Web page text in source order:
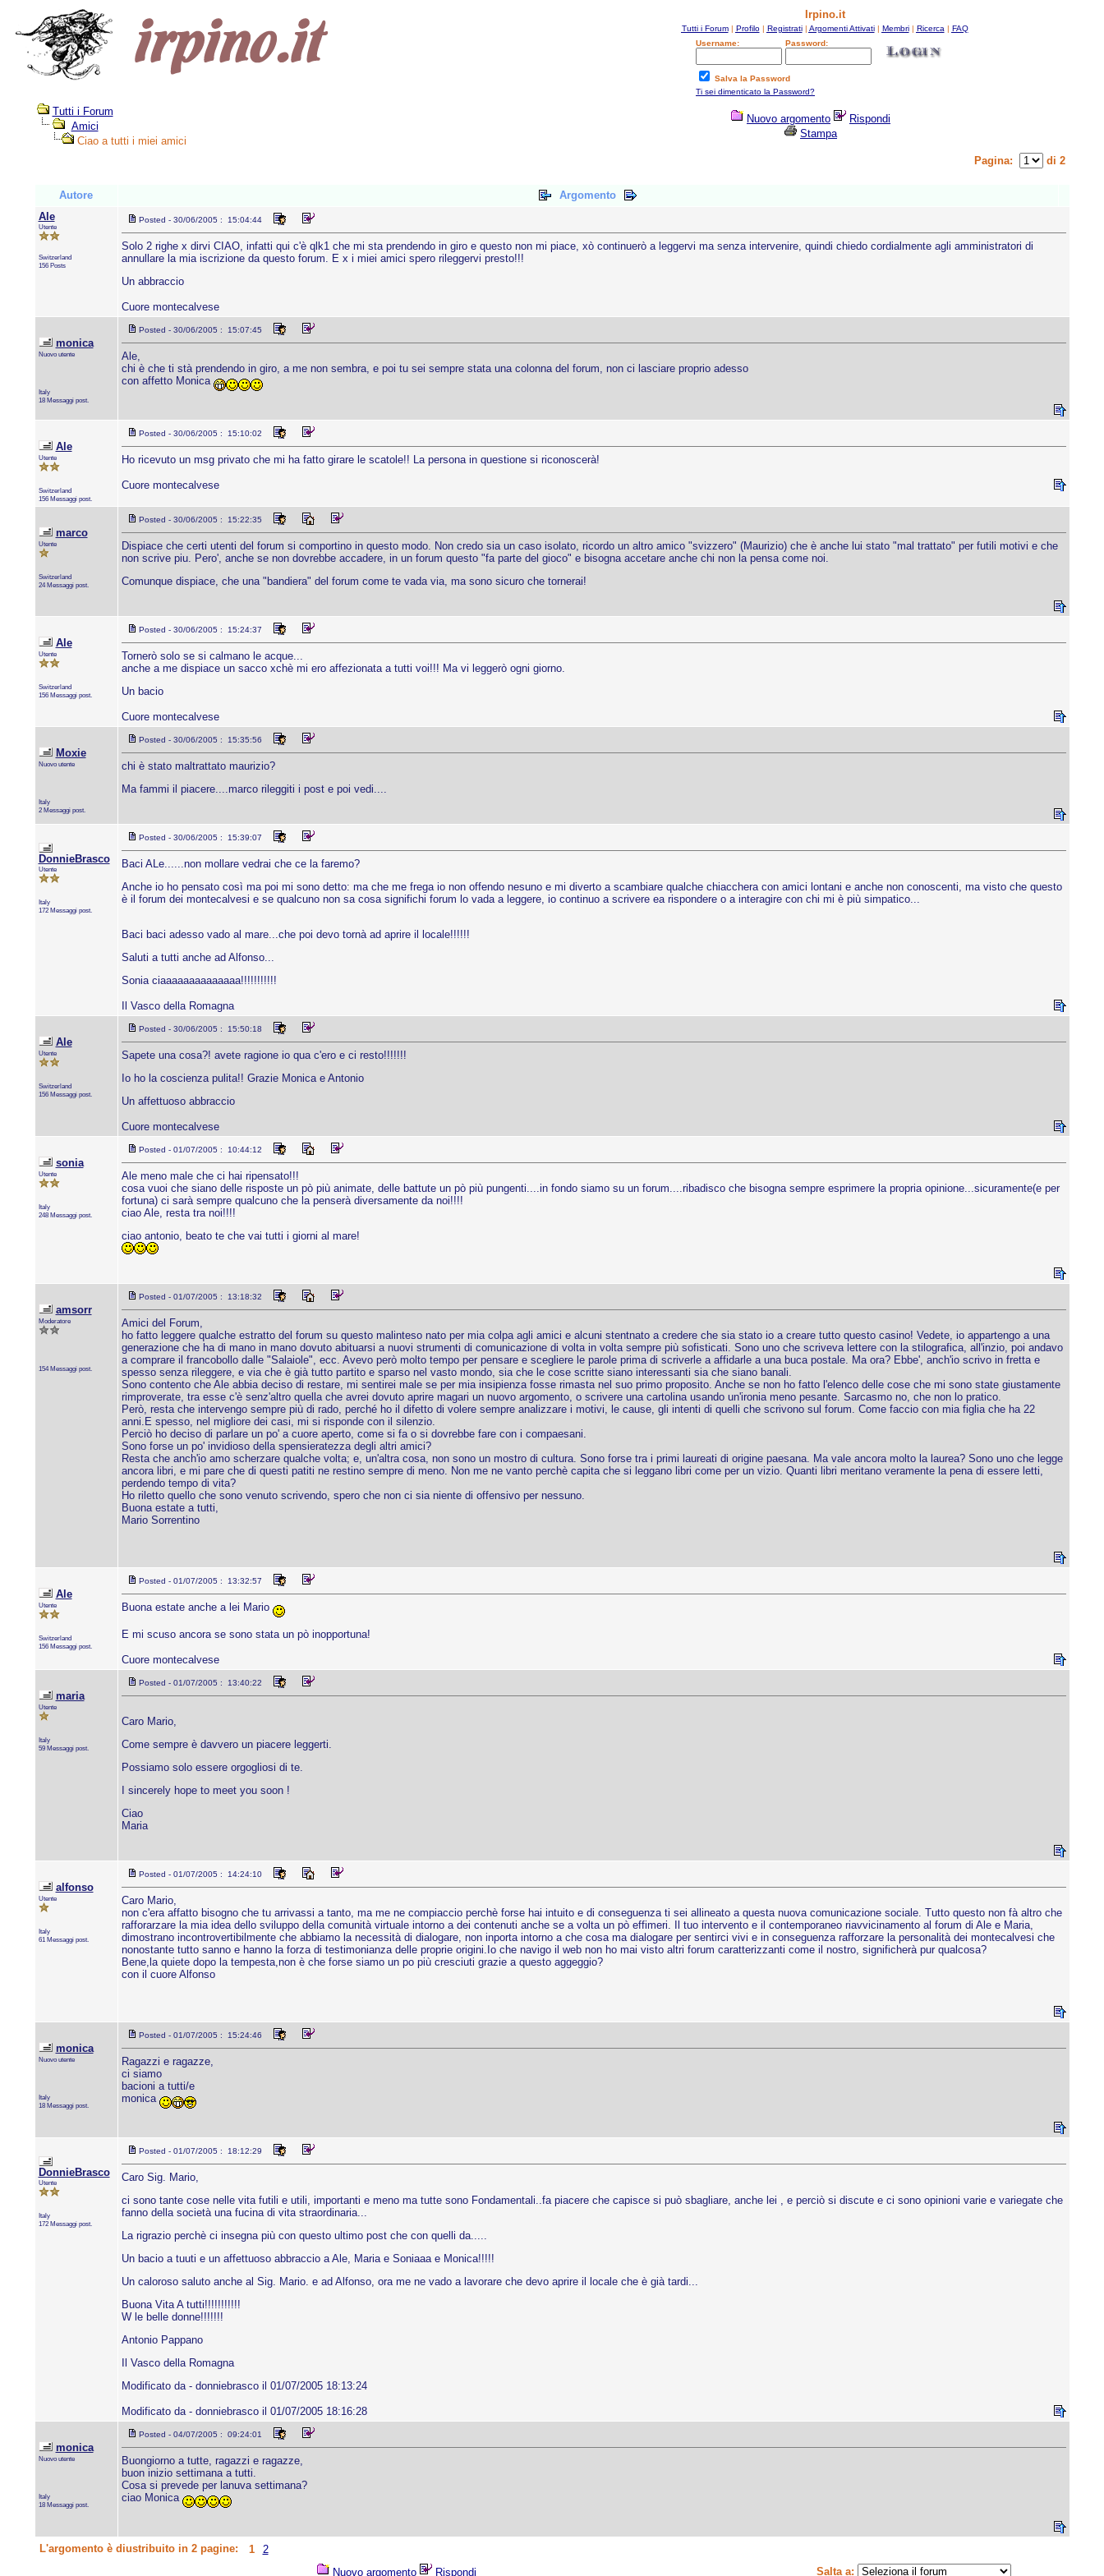
Irpino.it
Tutti i Forum| Profilo| Registrati| Argomenti Attivati| Membri| Ricerca | FAQ
Username:
Password:
Salva la Password
Ti sei dimenticato la Password?
Tutti i Forum
Amici
Ciao a tutti i miei amici
Nuovo argomento
Rispondi
Stampa
Pagina: di 2
Autore
Argomento
Ale
Utente
Switzerland
156 Posts
Posted - 30/06/2005 : 15:04:44
Solo 2 righe x dirvi CIAO, infatti qui c'è qlk1 che mi sta prendendo in giro e questo non mi piace, xò continuerò a leggervi ma senza intervenire, quindi chiedo cordialmente agli amministratori di
annullare la mia iscrizione da questo forum. E x i miei amici spero rileggervi presto!!!
Un abbraccio
Cuore montecalvese
monica
Nuovo utente
Italy
18 Messaggi post.
Posted - 30/06/2005 : 15:07:45
Ale,
chi è che ti stà prendendo in giro, a me non sembra, e poi tu sei sempre stata una colonna del forum, non ci lasciare proprio adesso
con affetto Monica
Ale
Utente
Switzerland
156 Messaggi post.
Posted - 30/06/2005 : 15:10:02
Ho ricevuto un msg privato che mi ha fatto girare le scatole!! La persona in questione si riconoscerà!
Cuore montecalvese
marco
Utente
Switzerland
24 Messaggi post.
Posted - 30/06/2005 : 15:22:35
Dispiace che certi utenti del forum si comportino in questo modo. Non credo sia un caso isolato, ricordo un altro amico "svizzero" (Maurizio) che è anche lui stato "mal trattato" per futili motivi e che
non scrive piu. Pero', anche se non dovrebbe accadere, in un forum questo "fa parte del gioco" e bisogna accetare anche chi non la pensa come noi.
Comunque dispiace, che una "bandiera" del forum come te vada via, ma sono sicuro che tornerai!
Ale
Utente
Switzerland
156 Messaggi post.
Posted - 30/06/2005 : 15:24:37
Tornerò solo se si calmano le acque...
anche a me dispiace un sacco xchè mi ero affezionata a tutti voi!!! Ma vi leggerò ogni giorno.
Un bacio
Cuore montecalvese
Moxie
Nuovo utente
Italy
2 Messaggi post.
Posted - 30/06/2005 : 15:35:56
chi è stato maltrattato maurizio?
Ma fammi il piacere....marco rileggiti i post e poi vedi....
DonnieBrasco
Utente
Italy
172 Messaggi post.
Posted - 30/06/2005 : 15:39:07
Baci ALe......non mollare vedrai che ce la faremo?
Anche io ho pensato così ma poi mi sono detto: ma che me frega io non offendo nesuno e mi diverto a scambiare qualche chiacchera con amici lontani e anche non conoscenti, ma visto che questo
è il forum dei montecalvesi e se qualcuno non sa cosa significhi forum lo vada a leggere, io continuo a scrivere ea rispondere o a interagire con chi mi è più simpatico...
Baci baci adesso vado al mare...che poi devo tornà ad aprire il locale!!!!!!
Saluti a tutti anche ad Alfonso...
Sonia ciaaaaaaaaaaaaaa!!!!!!!!!!!
Il Vasco della Romagna
Ale
Utente
Switzerland
156 Messaggi post.
Posted - 30/06/2005 : 15:50:18
Sapete una cosa?! avete ragione io qua c'ero e ci resto!!!!!!!
Io ho la coscienza pulita!! Grazie Monica e Antonio
Un affettuoso abbraccio
Cuore montecalvese
sonia
Utente
Italy
248 Messaggi post.
Posted - 01/07/2005 : 10:44:12
Ale meno male che ci hai ripensato!!!
cosa vuoi che siano delle risposte un pò più animate, delle battute un pò più pungenti....in fondo siamo su un forum....ribadisco che bisogna sempre esprimere la propria opinione...sicuramente(e per
fortuna) ci sarà sempre qualcuno che la penserà diversamente da noi!!!!
ciao Ale, resta tra noi!!!!
ciao antonio, beato te che vai tutti i giorni al mare!
amsorr
Moderatore
154 Messaggi post.
Posted - 01/07/2005 : 13:18:32
Amici del Forum,
ho fatto leggere qualche estratto del forum su questo malinteso nato per mia colpa agli amici e alcuni stentnato a credere che sia stato io a creare tutto questo casino! Vedete, io appartengo a una
generazione che ha di mano in mano dovuto abituarsi a nuovi strumenti di comunicazione di volta in volta sempre più sofisticati. Sono uno che scriveva lettere con la stilografica, all'inzio, poi andavo
a comprare il francobollo dalle "Salaiole", ecc. Avevo però molto tempo per pensare e scegliere le parole prima di scriverle a affidarle a una buca postale. Ma ora? Ebbe', anch'io scrivo in fretta e
spesso senza rileggere, e via che è già tutto partito e sparso nel vasto mondo, sia che le cose scritte siano interessanti sia che siano banali.
Sono contento che Ale abbia deciso di restare, mi sentirei male se per mia insipienza fosse rimasta nel suo primo proposito. Anche se non ho fatto l'elenco delle cose che mi sono state giustamente
rimproverate, tra esse c'è senz'altro quella che avrei dovuto aprire magari un nuovo argomento, o scrivere una cartolina usando un'ironia meno pesante. Sarcasmo no, che non lo pratico.
Però, resta che intervengo sempre più di rado, perché ho il difetto di volere sempre analizzare i motivi, le cause, gli intenti di quelli che scrivono sul forum. Come faccio con mia figlia che ha 22
anni.E spesso, nel migliore dei casi, mi si risponde con il silenzio.
Perciò ho deciso di parlare un po' a cuore aperto, come si fa o si dovrebbe fare con i compaesani.
Sono forse un po' invidioso della spensieratezza degli altri amici?
Resta che anch'io amo scherzare qualche volta; e, un'altra cosa, non sono un mostro di cultura. Sono forse tra i primi laureati di origine paesana. Ma vale ancora molto la laurea? Sono uno che legge
ancora libri, e mi pare che di questi patiti ne restino sempre di meno. Non me ne vanto perchè capita che si leggano libri come per un vizio. Quanti libri meritano veramente la pena di essere letti,
perdendo tempo di vita?
Ho riletto quello che sono venuto scrivendo, spero che non ci sia niente di offensivo per nessuno.
Buona estate a tutti,
Mario Sorrentino
Ale
Utente
Switzerland
156 Messaggi post.
Posted - 01/07/2005 : 13:32:57
Buona estate anche a lei Mario
E mi scuso ancora se sono stata un pò inopportuna!
Cuore montecalvese
maria
Utente
Italy
59 Messaggi post.
Posted - 01/07/2005 : 13:40:22
Caro Mario,
Come sempre è davvero un piacere leggerti.
Possiamo solo essere orgogliosi di te.
I sincerely hope to meet you soon !
Ciao
Maria
alfonso
Utente
Italy
61 Messaggi post.
Posted - 01/07/2005 : 14:24:10
Caro Mario,
non c'era affatto bisogno che tu arrivassi a tanto, ma me ne compiaccio perchè forse hai intuito e di conseguenza ti sei allineato a questa nuova comunicazione sociale. Tutto questo non fà altro che
rafforarzare la mia idea dello sviluppo della comunità virtuale intorno a dei contenuti anche se a volta un pò effimeri. Il tuo intervento e il contemporaneo riavvicinamento al forum di Ale e Maria,
dimostrano incontrovertibilmente che abbiamo la necessità di dialogare, non inporta intorno a che cosa ma dialogare per sentirci vivi e in conseguenza rafforzare la personalità dei montecalvesi che
nonostante tutto sanno e hanno la forza di testimonianza delle proprie origini.Io che navigo il web non ho mai visto altri forum caratterizzanti come il nostro, significherà pur qualcosa?
Bene,la quiete dopo la tempesta,non è che forse siamo un po più cresciuti grazie a questo aggeggio?
con il cuore Alfonso
monica
Nuovo utente
Italy
18 Messaggi post.
Posted - 01/07/2005 : 15:24:46
Ragazzi e ragazze,
ci siamo
bacioni a tutti/e
monica
DonnieBrasco
Utente
Italy
172 Messaggi post.
Posted - 01/07/2005 : 18:12:29
Caro Sig. Mario,
ci sono tante cose nelle vita futili e utili, importanti e meno ma tutte sono Fondamentali..fa piacere che capisce si può sbagliare, anche lei , e perciò si discute e ci sono opinioni varie e variegate che
fanno della società una fucina di vita straordinaria...
La rigrazio perchè ci insegna più con questo ultimo post che con quelli da.....
Un bacio a tuuti e un affettuoso abbraccio a Ale, Maria e Soniaaa e Monica!!!!!
Un caloroso saluto anche al Sig. Mario. e ad Alfonso, ora me ne vado a lavorare che devo aprire il locale che è già tardi...
Buona Vita A tutti!!!!!!!!!!!
W le belle donne!!!!!!!
Antonio Pappano
Il Vasco della Romagna
Modificato da - donniebrasco il 01/07/2005 18:13:24
Modificato da - donniebrasco il 01/07/2005 18:16:28
monica
Nuovo utente
Italy
18 Messaggi post.
Posted - 04/07/2005 : 09:24:01
Buongiorno a tutte, ragazzi e ragazze,
buon inizio settimana a tutti.
Cosa si prevede per lanuva settimana?
ciao Monica
L'argomento è diustribuito in 2 pagine: 1
2
Nuovo argomento
Rispondi Salta a: